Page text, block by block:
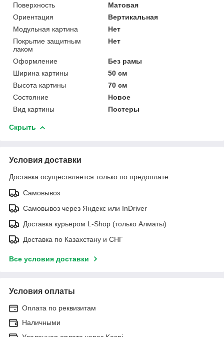
Поверхность
Матовая
Ориентация
Вертикальная
Модульная картина
Нет
Покрытие защитным
лаком
Нет
Оформление
Без рамы
Ширина картины
50 см
Высота картины
70 см
Состояние
Новое
Вид картины
Постеры
Скрыть
Условия доставки
Доставка осуществляется только по предоплате.
Самовывоз
Самовывоз через Яндекс или InDriver
Доставка курьером L-Shop (только Алматы)
Доставка по Казахстану и СНГ
Все условия доставки
Условия оплаты
Оплата по реквизитам
Наличными